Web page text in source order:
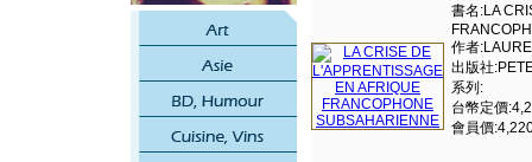
書名:LA
作者
出版社
系列:
台幣定價
會員價